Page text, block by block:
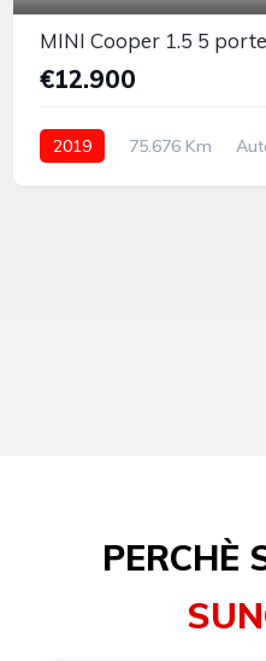
MINI Cooper 1.5 5 porte
€12.900
2019 75.676 Km
PERCHÈ